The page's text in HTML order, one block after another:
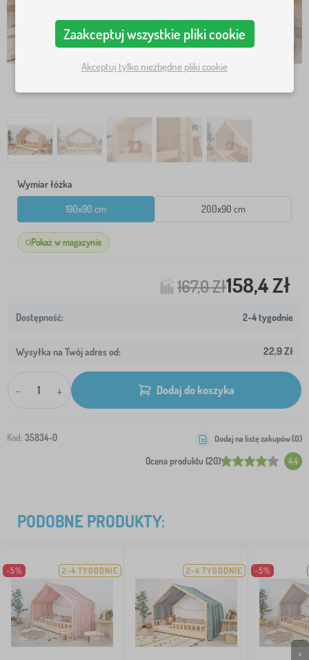
Wymiar łóżka
190x90 cm 200x90 cm
Pokaż w magazynie
167,0 Zł158,4 Zł
2-4 tygodnie
Wysyłka na Twój adres od: 22,9 Zł
- + Dodaj do koszyka
Kod: 35834-0
Ocena produktu (20) 4.4
Dodaj na listę zakupów (0)
PODOBNE PRODUKTY:
-5% 2-4 TYGODNIE 2-4 TYGODNIE -5%
>
Zaakceptuj wszystkie pliki cookie
Akceptuj tylko niezbędne pliki cookie